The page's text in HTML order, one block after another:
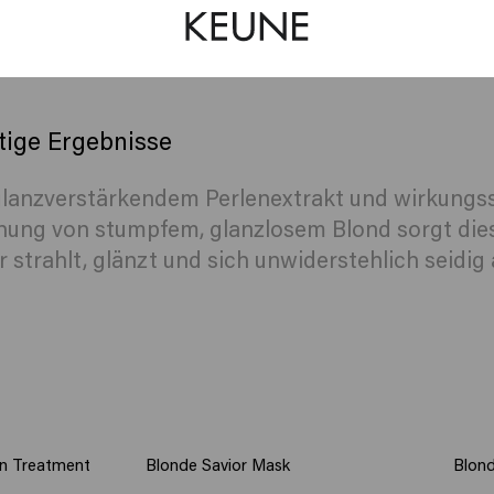
Ergebnisse
Perlenextrakt und
von stumpfem, glanzlosem Blond sorgt
strahlt, glänzt und sich unwiderstehlich seidig
Treatment Blonde Savior Mask